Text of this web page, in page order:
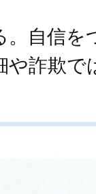
。自信を
詐欺で